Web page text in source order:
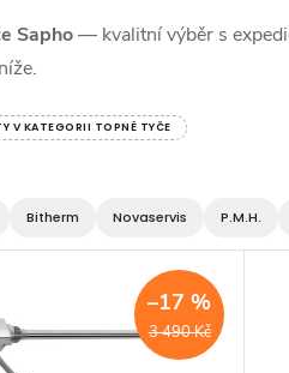
Sapho— kvalitní výběr s
V KATEGORII TOPNÉ TYČE
Bitherm Novaservis P.M.H.
3 490 Kč
–17 %